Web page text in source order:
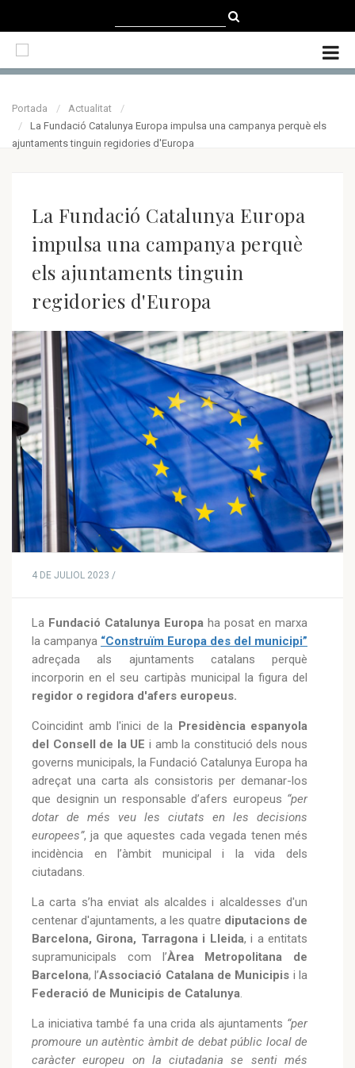
ENGLISH
Portada
Actualitat
La Fundació Catalunya Europa impulsa una campanya perquè els
ajuntaments tinguin regidories d'Europa
La Fundació Catalunya Europa
impulsa una campanya perquè
els ajuntaments tinguin
regidories d'Europa
4 DE JULIOL 2023 /
La Fundació Catalunya Europa ha posat en marxa
la campanya “Construïm Europa des del municipi”
adreçada als ajuntaments catalans perquè
incorporin en el seu cartipàs municipal la figura del
regidor o regidora d'afers europeus.
Coincidint amb l'inici de la Presidència espanyola
del Consell de la UE i amb la constitució dels nous
governs municipals, la Fundació Catalunya Europa ha
adreçat una carta als consistoris per demanar-los
que designin un responsable d’afers europeus “per
dotar de més veu les ciutats en les decisions
europees”, ja que aquestes cada vegada tenen més
incidència en l’àmbit municipal i la vida dels
ciutadans.
La carta s’ha enviat als alcaldes i alcaldesses d'un
centenar d'ajuntaments, a les quatre diputacions de
Barcelona, Girona, Tarragona i Lleida, i a entitats
supramunicipals com l’Àrea Metropolitana de
Barcelona, l’Associació Catalana de Municipis i la
Federació de Municipis de Catalunya.
La iniciativa també fa una crida als ajuntaments “per
promoure un autèntic àmbit de debat públic local de
caràcter europeu on la ciutadania se senti més